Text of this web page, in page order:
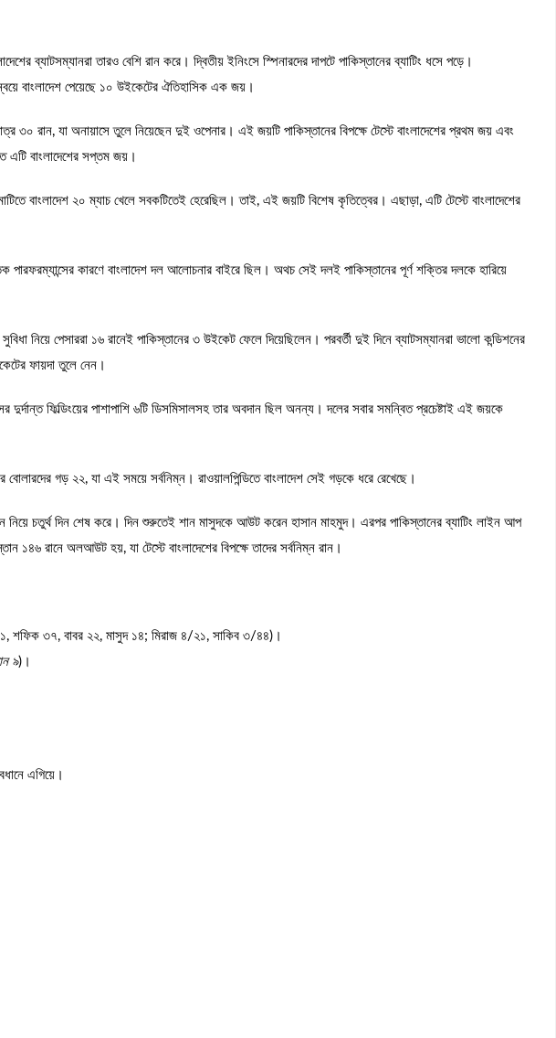
ব্যাটসম্যানরা তারও বেশি রান করে। দ্বিতীয় ইনিংসে স্পিনারদের দাপটে পাকিস্তানের ব্যাটিং ধসে পড়ে।
বাংলাদেশ পেয়েছে ১০ উইকেটের ঐতিহাসিক এক জয়।
৩০ রান, যা অনায়াসে তুলে নিয়েছেন দুই ওপেনার। এই জয়টি পাকিস্তানের বিপক্ষে টেস্টে বাংলাদেশের প্রথম জয় এবং
এটি বাংলাদেশের সপ্তম জয়।
বাংলাদেশ ২০ ম্যাচ খেলে সবকটিতেই হেরেছিল। তাই, এই জয়টি বিশেষ কৃতিত্বের। এছাড়া, এটি টেস্টে বাংলাদেশের
পারফরম্যান্সের কারণে বাংলাদেশ দল আলোচনার বাইরে ছিল। অথচ সেই দলই পাকিস্তানের পূর্ণ শক্তির দলকে হারিয়ে
নিয়ে পেসাররা ১৬ রানেই পাকিস্তানের ৩ উইকেট ফেলে দিয়েছিলেন। পরবর্তী দুই দিনে ব্যাটসম্যানরা ভালো কন্ডিশনের
ফায়দা তুলে নেন।
দুর্দান্ত ফিল্ডিংয়ের পাশাপাশি ৬টি ডিসমিসালসহ তার অবদান ছিল অনন্য। দলের সবার সমন্বিত প্রচেষ্টাই এই জয়কে
বোলারদের গড় ২২, যা এই সময়ে সর্বনিম্ন। রাওয়ালপিন্ডিতে বাংলাদেশ সেই গড়কে ধরে রেখেছে।
নিয়ে চতুর্থ দিন শেষ করে। দিন শুরুতেই শান মাসুদকে আউট করেন হাসান মাহমুদ। এরপর পাকিস্তানের ব্যাটিং লাইন আপ
১৪৬ রানে অলআউট হয়, যা টেস্টে বাংলাদেশের বিপক্ষে তাদের সর্বনিম্ন রান।
শফিক ৩৭, বাবর ২২, মাসুদ ১৪; মিরাজ ৪/২১, সাকিব ৩/৪৪)।
৯)।
এগিয়ে।